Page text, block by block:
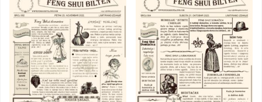
Dodaj u korpu Dodaj u korpu